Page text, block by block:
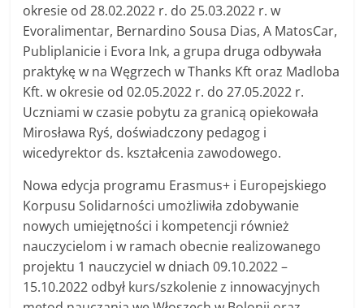
okresie od 28.02.2022 r. do 25.03.2022 r. w
Evoralimentar, Bernardino Sousa Dias, A MatosCar,
Publiplanicie i Evora Ink, a grupa druga odbywała
praktykę w na Węgrzech w Thanks Kft oraz Madloba
Kft. w okresie od 02.05.2022 r. do 27.05.2022 r.
Uczniami w czasie pobytu za granicą opiekowała
Mirosława Ryś, doświadczony pedagog i
wicedyrektor ds. kształcenia zawodowego.
Nowa edycja programu Erasmus+ i Europejskiego
Korpusu Solidarności umożliwiła zdobywanie
nowych umiejętności i kompetencji również
nauczycielom i w ramach obecnie realizowanego
projektu 1 nauczyciel w dniach 09.10.2022 –
15.10.2022 odbył kurs/szkolenie z innowacyjnych